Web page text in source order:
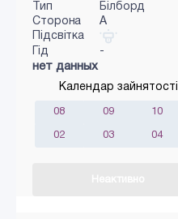
Тип
Білборд
Сторона
A
Підсвітка
Гід
-
нет данных
Календар зайнятості
08 09 10
02 03 04